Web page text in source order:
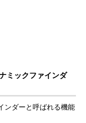
ミックファインダ
ンダーと呼ばれる機能